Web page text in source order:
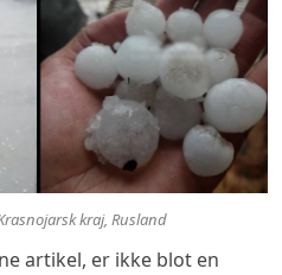
kraj, Rusland
artikel, er ikke blot en